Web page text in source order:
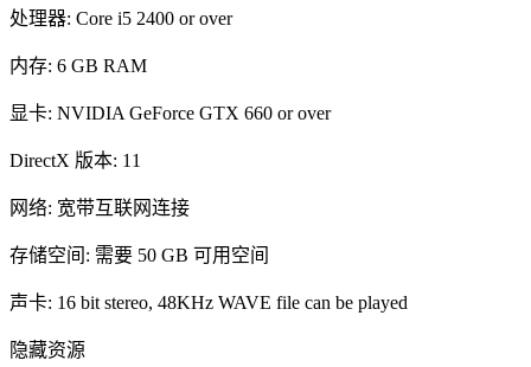
处理器: Core i5 2400 or over
内存: 6 GB RAM
显卡: NVIDIA GeForce GTX 660 or over
DirectX 版本: 11
网络: 宽带互联网连接
存储空间: 需要 50 GB 可用空间
声卡: 16 bit stereo, 48KHz WAVE file can be played
隐藏资源